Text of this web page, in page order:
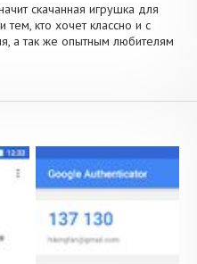
скачанная игрушка для
тем, кто хочет классно и с
а так же опытным любителям